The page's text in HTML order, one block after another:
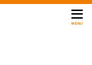
MENU